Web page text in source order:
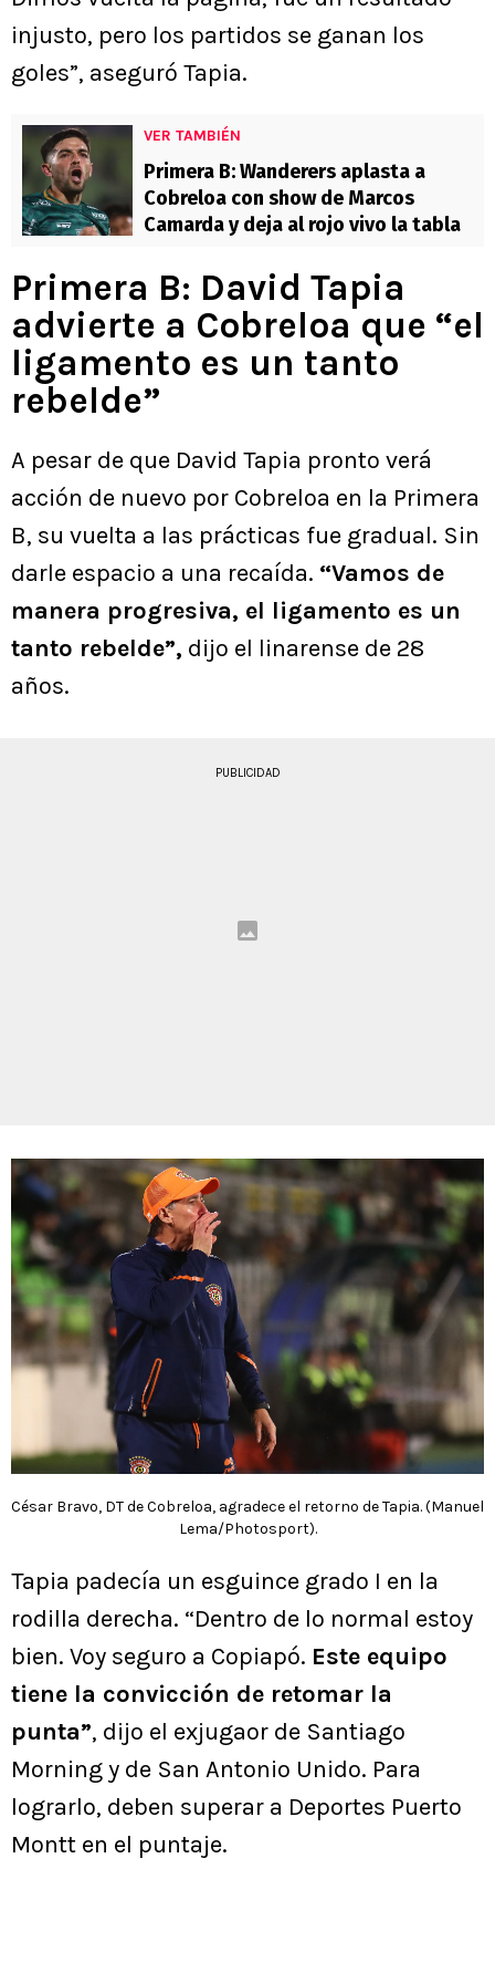
injusto, pero los partidos se ganan los
goles”, aseguró Tapia.
VER TAMBIÉN
Primera B: Wanderers aplasta a
Cobreloa con show de Marcos
Camarda y deja al rojo vivo la tabla
Primera B: David Tapia
advierte a Cobreloa que “el
ligamento es un tanto
rebelde”
A pesar de que David Tapia pronto verá
acción de nuevo por Cobreloa en la Primera
B, su vuelta a las prácticas fue gradual. Sin
darle espacio a una recaída. “Vamos de
manera progresiva, el ligamento es un
tanto rebelde”, dijo el linarense de 28
años.
PUBLICIDAD
César Bravo, DT de Cobreloa, agradece el retorno de Tapia. (Manuel
Lema/Photosport).
Tapia padecía un esguince grado I en la
rodilla derecha. “Dentro de lo normal estoy
bien. Voy seguro a Copiapó. Este equipo
tiene la convicción de retomar la
punta”, dijo el exjugaor de Santiago
Morning y de San Antonio Unido. Para
lograrlo, deben superar a Deportes Puerto
Montt en el puntaje.